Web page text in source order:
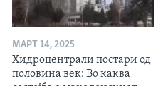
МАРТ 14, 2025
Хидроцентрали постари од
половина век: Во каква